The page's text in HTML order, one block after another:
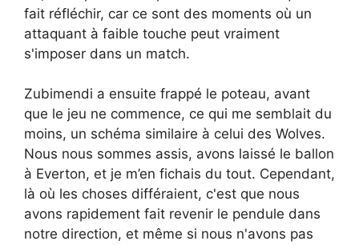
fait réfléchir, car ce sont des moments où un
attaquant à faible touche peut vraiment
s'imposer dans un match.
Zubimendi a ensuite frappé le poteau, avant
que le jeu ne commence, ce qui me semblait du
moins, un schéma similaire à celui des Wolves.
Nous nous sommes assis, avons laissé le ballon
à Everton, et je m’en fichais du tout. Cependant,
là où les choses différaient, c'est que nous
avons rapidement fait revenir le pendule dans
notre direction, et même si nous n'avons pas